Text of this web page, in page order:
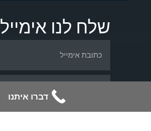
שלח לנו אימייל
דברו איתנו